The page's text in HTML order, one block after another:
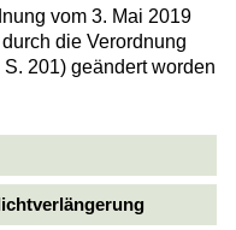
vom 3. Mai 2019
die Verordnung
201) geändert worden